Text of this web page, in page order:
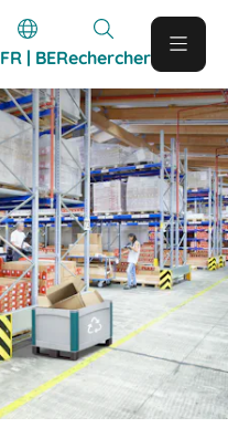
FR | BERechercher